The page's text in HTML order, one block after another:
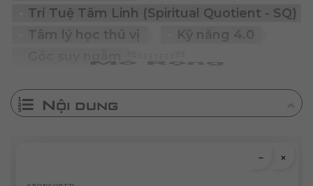
Trí Tuệ Tâm Linh (Spiritual Quotient - SQ)
Tâm lý học thú vị
Kỹ năng 4.0
Nội dung